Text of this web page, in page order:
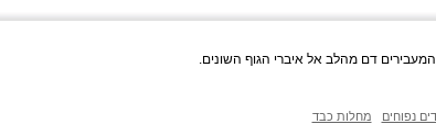
דם מהלב אל איברי הגוף השונים.
נפוחים מחלות כבד